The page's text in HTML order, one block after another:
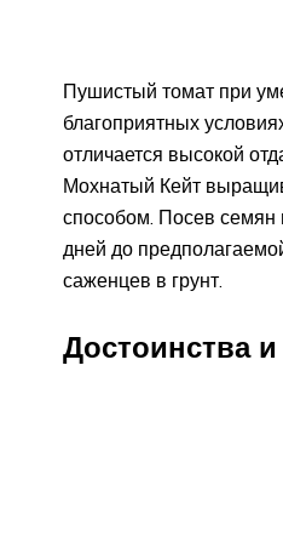
Пушистый томат при
благоприятных
отличается высокой
Мохнатый Кейт
способом. Посев
дней до
саженцев в грунт.
Достоинства и